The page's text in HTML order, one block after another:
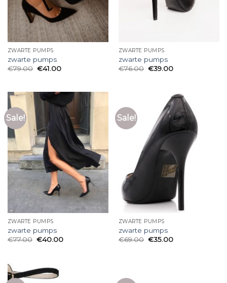
ZWARTE PUMPS
zwarte pumps
€79.00 €41.00
ZWARTE PUMPS
zwarte pumps
€76.00 €39.00
Sale!
ZWARTE PUMPS
zwarte pumps
€77.00 €40.00
Sale!
ZWARTE PUMPS
zwarte pumps
€69.00 €35.00